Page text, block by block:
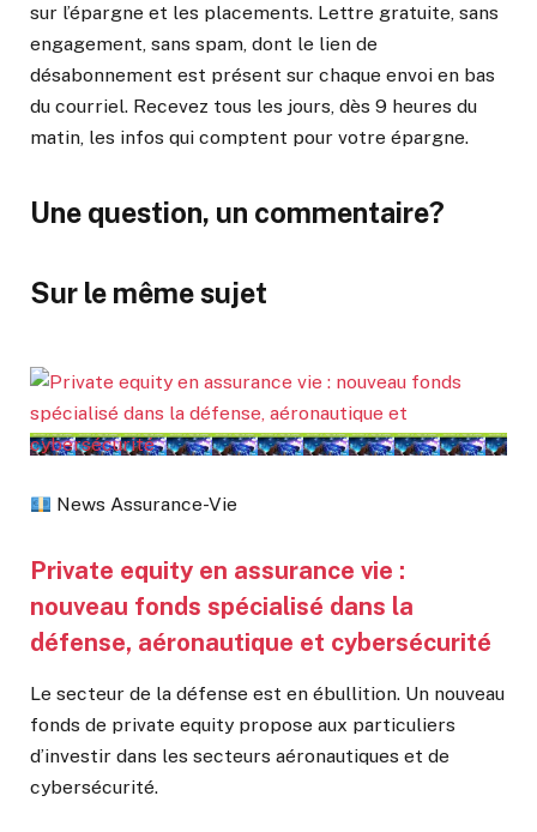
sur l’épargne et les placements. Lettre gratuite, sans
engagement, sans spam, dont le lien de
désabonnement est présent sur chaque envoi en bas
du courriel. Recevez tous les jours, dès 9 heures du
matin, les infos qui comptent pour votre épargne.
Une question, un commentaire?
Sur le même sujet
News Assurance-Vie
Private equity en assurance vie :
nouveau fonds spécialisé dans la
défense, aéronautique et cybersécurité
Le secteur de la défense est en ébullition. Un nouveau
fonds de private equity propose aux particuliers
d’investir dans les secteurs aéronautiques et de
cybersécurité.